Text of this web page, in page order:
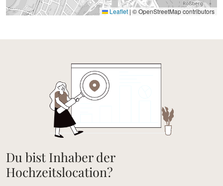
Leaflet | © OpenStreetMap contributors
Du bist Inhaber der
Hochzeitslocation?